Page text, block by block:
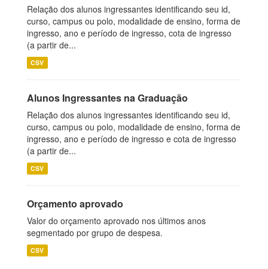
Relação dos alunos ingressantes identificando seu id,
curso, campus ou polo, modalidade de ensino, forma de
ingresso, ano e período de ingresso, cota de ingresso
(a partir de...
CSV
Alunos Ingressantes na Graduação
Relação dos alunos ingressantes identificando seu id,
curso, campus ou polo, modalidade de ensino, forma de
ingresso, ano e período de ingresso e cota de ingresso
(a partir de...
CSV
Orçamento aprovado
Valor do orçamento aprovado nos últimos anos
segmentado por grupo de despesa.
CSV